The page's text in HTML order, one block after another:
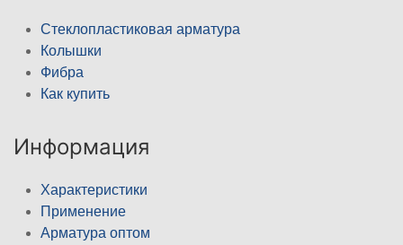
Стеклопластиковая арматура
Колышки
Фибра
Как купить
Информация
Характеристики
Применение
Арматура оптом